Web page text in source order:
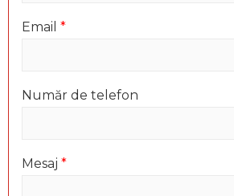
Email *
Număr de telefon
Mesaj *